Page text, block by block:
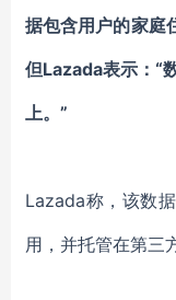
据包含用户的家庭
但Lazada表示：“
上。”
Lazada称，该数
用，并托管在第三